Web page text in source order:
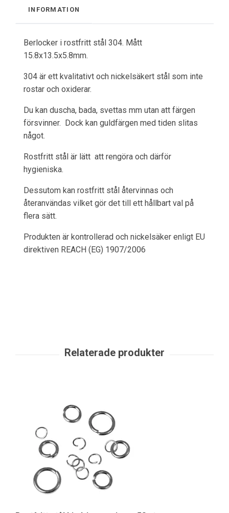
INFORMATION
Berlocker i rostfritt stål 304. Mått
15.8x13.5x5.8mm.
304 är ett kvalitativt och nickelsäkert stål som inte
rostar och oxiderar.
Du kan duscha, bada, svettas mm utan att färgen
försvinner. Dock kan guldfärgen med tiden slitas
något.
Rostfritt stål är lätt att rengöra och därför
hygieniska.
Dessutom kan rostfritt stål återvinnas och
återanvändas vilket gör det till ett hållbart val på
flera sätt.
Produkten är kontrollerad och nickelsäker enligt EU
direktiven REACH (EG) 1907/2006